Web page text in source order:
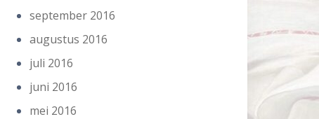
september 2016
augustus 2016
juli 2016
juni 2016
mei 2016